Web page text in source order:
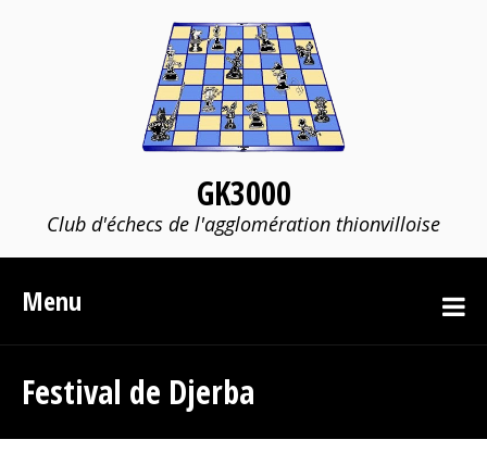
GK3000
Club d'échecs de l'agglomération thionvilloise
Menu
Festival de Djerba